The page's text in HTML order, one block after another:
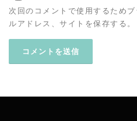
次回のコメントで使用するため
ルアドレス、サイトを保存する。